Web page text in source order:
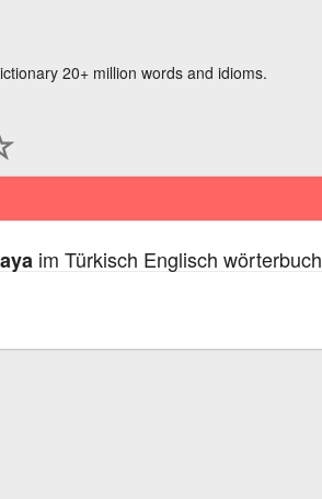
20+ million words and idioms.
im Türkisch Englisch wörterbuch